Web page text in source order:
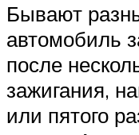
Бывают
автомобиль
после
зажигания,
или пятого